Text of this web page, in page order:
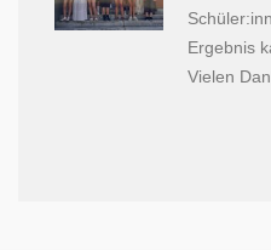
Ergebnis
Vielen